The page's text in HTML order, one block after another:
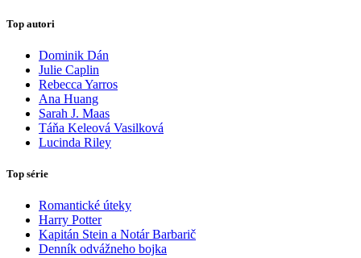
Top autori
Dominik Dán
Julie Caplin
Rebecca Yarros
Ana Huang
Sarah J. Maas
Táňa Keleová Vasilková
Lucinda Riley
Top série
Romantické úteky
Harry Potter
Kapitán Stein a Notár Barbarič
Denník odvážneho bojka